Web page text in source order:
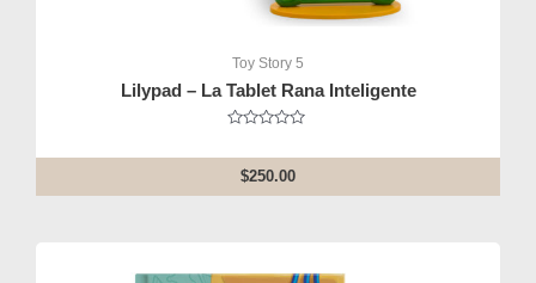
Toy Story 5
Lilypad – La Tablet Rana Inteligente
out
of
5
$250.00